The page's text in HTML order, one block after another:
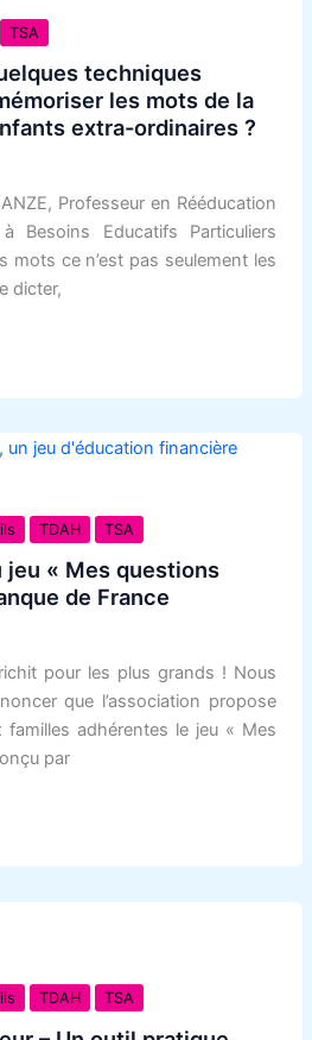
TSA
techniques
les mots de la
extra-ordinaires ?
Professeur en Rééducation
Besoins Educatifs Particuliers
mots ce n’est pas seulement les
dicter,
TDAH TSA
jeu « Mes questions
de France
pour les plus grands ! Nous
que l’association propose
adhérentes le jeu « Mes
par
TDAH TSA